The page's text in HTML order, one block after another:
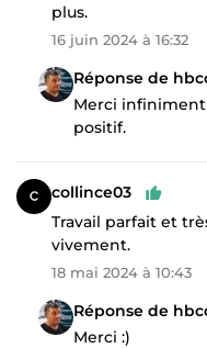
plus.
16 juin 2024 à 16:32
Réponse de
Merci
positif.
collince03
Travail parfait et
vivement.
18 mai 2024 à 10:43
Réponse de
Merci :)